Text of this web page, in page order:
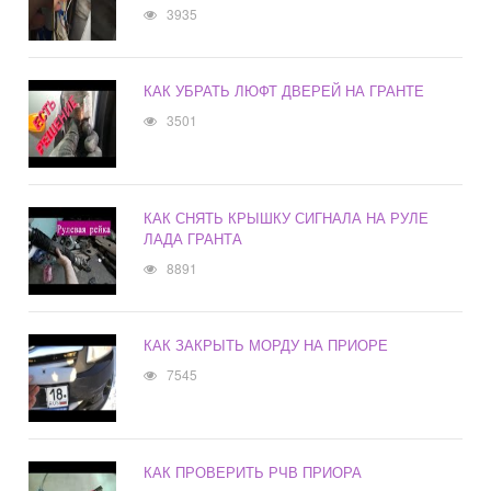
3935
КАК УБРАТЬ ЛЮФТ ДВЕРЕЙ НА ГРАНТЕ
3501
КАК СНЯТЬ КРЫШКУ СИГНАЛА НА РУЛЕ
ЛАДА ГРАНТА
8891
КАК ЗАКРЫТЬ МОРДУ НА ПРИОРЕ
7545
КАК ПРОВЕРИТЬ РЧВ ПРИОРА